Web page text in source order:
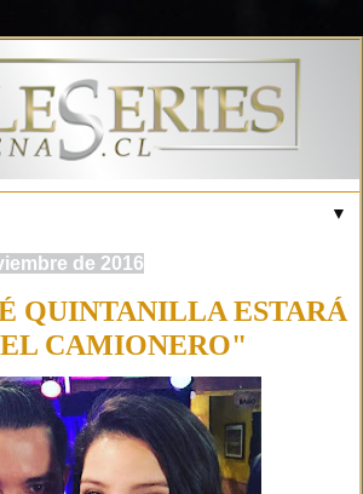
▼
de 2016
QUINTANILLA ESTARÁ
CAMIONERO"